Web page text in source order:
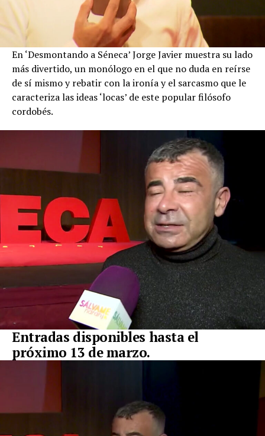
En ‘Desmontando a Séneca’ Jorge Javier muestra su lado
más divertido, un monólogo en el que no duda en reírse
de sí mismo y rebatir con la ironía y el sarcasmo que le
caracteriza las ideas ‘locas’ de este popular filósofo
cordobés.
Entradas disponibles hasta el
próximo 13 de marzo.